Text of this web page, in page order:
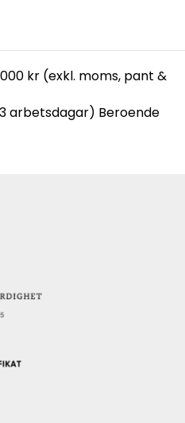
kr (exkl. moms, pant &
arbetsdagar) Beroende